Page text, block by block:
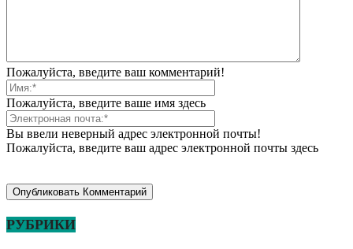
Пожалуйста, введите ваш комментарий!
Пожалуйста, введите ваше имя здесь
Вы ввели неверный адрес электронной почты!
Пожалуйста, введите ваш адрес электронной почты здесь
РУБРИКИ